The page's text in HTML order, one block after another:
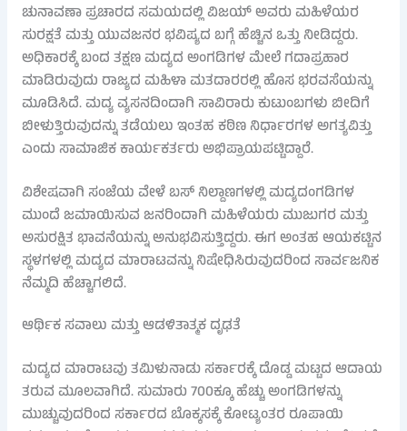
ಚುನಾವಣಾ ಪ್ರಚಾರದ ಸಮಯದಲ್ಲಿ ವಿಜಯ್ ಅವರು ಮಹಿಳೆಯರ
ಸುರಕ್ಷತೆ ಮತ್ತು ಯುವಜನರ ಭವಿಷ್ಯದ ಬಗ್ಗೆ ಹೆಚ್ಚಿನ ಒತ್ತು ನೀಡಿದ್ದರು.
ಅಧಿಕಾರಕ್ಕೆ ಬಂದ ತಕ್ಷಣ ಮದ್ಯದ ಅಂಗಡಿಗಳ ಮೇಲೆ ಗದಾಪ್ರಹಾರ
ಮಾಡಿರುವುದು ರಾಜ್ಯದ ಮಹಿಳಾ ಮತದಾರರಲ್ಲಿ ಹೊಸ ಭರವಸೆಯನ್ನು
ಮೂಡಿಸಿದೆ. ಮದ್ಯ ವ್ಯಸನದಿಂದಾಗಿ ಸಾವಿರಾರು ಕುಟುಂಬಗಳು ಬೀದಿಗೆ
ಬೀಳುತ್ತಿರುವುದನ್ನು ತಡೆಯಲು ಇಂತಹ ಕಠಿಣ ನಿರ್ಧಾರಗಳ ಅಗತ್ಯವಿತ್ತು
ಎಂದು ಸಾಮಾಜಿಕ ಕಾರ್ಯಕರ್ತರು ಅಭಿಪ್ರಾಯಪಟ್ಟಿದ್ದಾರೆ.
ವಿಶೇಷವಾಗಿ ಸಂಜೆಯ ವೇಳೆ ಬಸ್ ನಿಲ್ದಾಣಗಳಲ್ಲಿ ಮದ್ಯದಂಗಡಿಗಳ
ಮುಂದೆ ಜಮಾಯಿಸುವ ಜನರಿಂದಾಗಿ ಮಹಿಳೆಯರು ಮುಜುಗರ ಮತ್ತು
ಅಸುರಕ್ಷಿತ ಭಾವನೆಯನ್ನು ಅನುಭವಿಸುತ್ತಿದ್ದರು. ಈಗ ಅಂತಹ ಆಯಕಟ್ಟಿನ
ಸ್ಥಳಗಳಲ್ಲಿ ಮದ್ಯದ ಮಾರಾಟವನ್ನು ನಿಷೇಧಿಸಿರುವುದರಿಂದ ಸಾರ್ವಜನಿಕ
ನೆಮ್ಮದಿ ಹೆಚ್ಚಾಗಲಿದೆ.
ಆರ್ಥಿಕ ಸವಾಲು ಮತ್ತು ಆಡಳಿತಾತ್ಮಕ ದೃಢತೆ
ಮದ್ಯದ ಮಾರಾಟವು ತಮಿಳುನಾಡು ಸರ್ಕಾರಕ್ಕೆ ದೊಡ್ಡ ಮಟ್ಟದ ಆದಾಯ
ತರುವ ಮೂಲವಾಗಿದೆ. ಸುಮಾರು 700ಕ್ಕೂ ಹೆಚ್ಚು ಅಂಗಡಿಗಳನ್ನು
ಮುಚ್ಚುವುದರಿಂದ ಸರ್ಕಾರದ ಬೊಕ್ಕಸಕ್ಕೆ ಕೋಟ್ಯಂತರ ರೂಪಾಯಿ